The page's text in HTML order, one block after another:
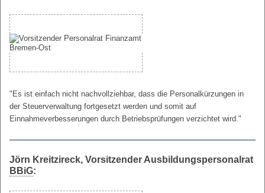
"Es ist einfach nicht nachvollziehbar, dass die Personalkürzungen in
der Steuerverwaltung fortgesetzt werden und somit auf
Einnahmeverbesserungen durch Betriebsprüfungen verzichtet wird."
Jörn Kreitzireck, Vorsitzender Ausbildungspersonalrat
BBiG: